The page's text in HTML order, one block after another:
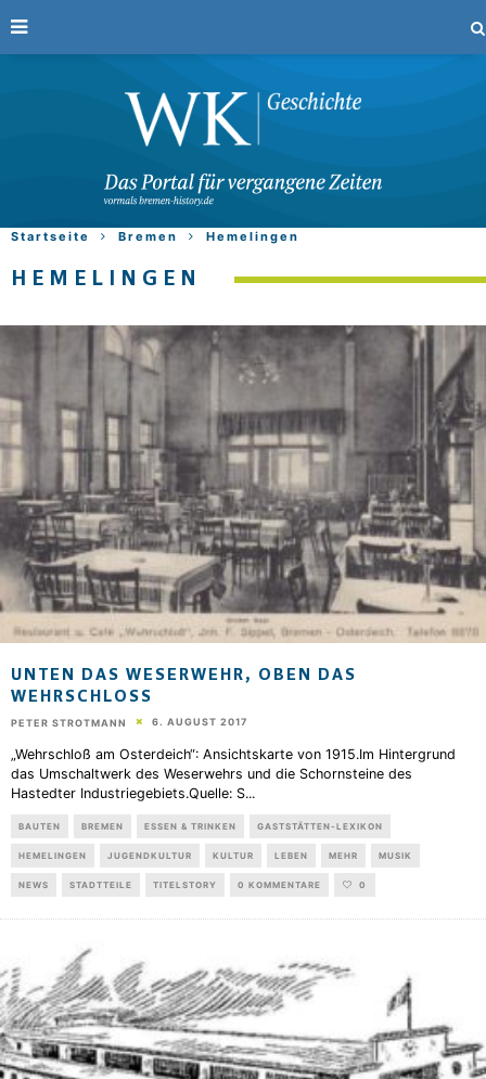
Startseite Bremen Hemelingen
HEMELINGEN
UNTEN DAS WESERWEHR, OBEN DAS
WEHRSCHLOSS
PETER STROTMANN 6. AUGUST 2017
„Wehrschloß am Osterdeich“: Ansichtskarte von 1915.Im Hintergrund
das Umschaltwerk des Weserwehrs und die Schornsteine des
Hastedter Industriegebiets.Quelle: S...
BAUTEN BREMEN ESSEN & TRINKEN GASTSTÄTTEN-LEXIKON
HEMELINGEN JUGENDKULTUR KULTUR LEBEN MEHR MUSIK
NEWS STADTTEILE TITELSTORY 0 KOMMENTARE 0